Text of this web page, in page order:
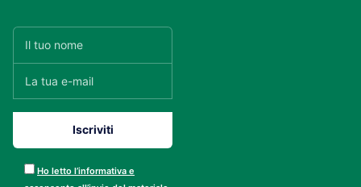
Ho letto l’informativa e